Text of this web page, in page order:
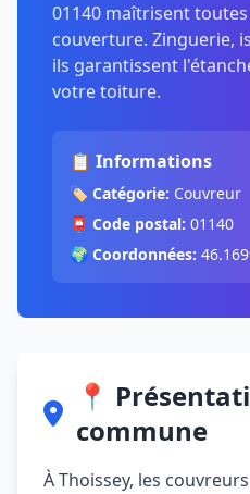
01140 maîtrisent
couverture. Zinguerie,
ils garantissent
votre toiture.
📋 Informations
🏷️ Catégorie: Couvreur
📮 Code postal: 01140
🌍 Coordonnées:
📍
commune
À Thoissey, les